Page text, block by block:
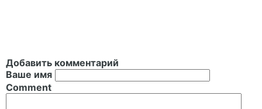
Добавить комментарий
Ваше имя
Comment